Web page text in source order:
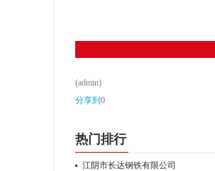
(admin)
分享到 0
热门排行
江阴市长达钢铁有限公司